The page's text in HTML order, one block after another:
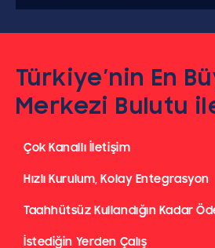
Türkiye’nin En
Merkezi Bulutu
Çok Kanallı İletişim
Hızlı Kurulum, Kolay Entegrasyon
Taahhütsüz Kullandığın Kadar
İstediğin Yerden Çalış